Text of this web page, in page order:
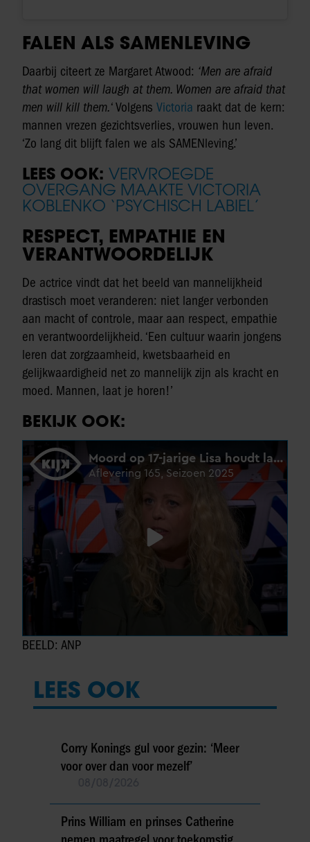
FALEN ALS SAMENLEVING
Daarbij citeert ze Margaret Atwood: ‘Men are afraid
that women will laugh at them. Women are afraid that
men will kill them.‘ Volgens Victoria raakt dat de kern:
mannen vrezen gezichtsverlies, vrouwen hun leven.
‘Zo lang dit blijft falen we als SAMENleving.’
LEES OOK: VERVROEGDE
OVERGANG MAAKTE VICTORIA
KOBLENKO ‘PSYCHISCH LABIEL’
RESPECT, EMPATHIE EN
VERANTWOORDELIJK
De actrice vindt dat het beeld van mannelijkheid
drastisch moet veranderen: niet langer verbonden
aan macht of controle, maar aan respect, empathie
en verantwoordelijkheid. ‘Een cultuur waarin jongens
leren dat zorgzaamheid, kwetsbaarheid en
gelijkwaardigheid net zo mannelijk zijn als kracht en
moed. Mannen, laat je horen!’
BEKIJK OOK:
BEELD: ANP
LEES OOK
Corry Konings gul voor gezin: ‘Meer
voor over dan voor mezelf’
Prins William en prinses Catherine